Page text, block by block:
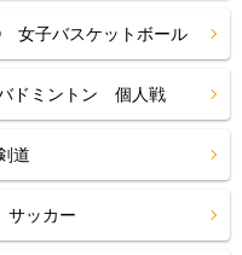
子バスケットボール
ドミントン 個人戦
道
ッカー